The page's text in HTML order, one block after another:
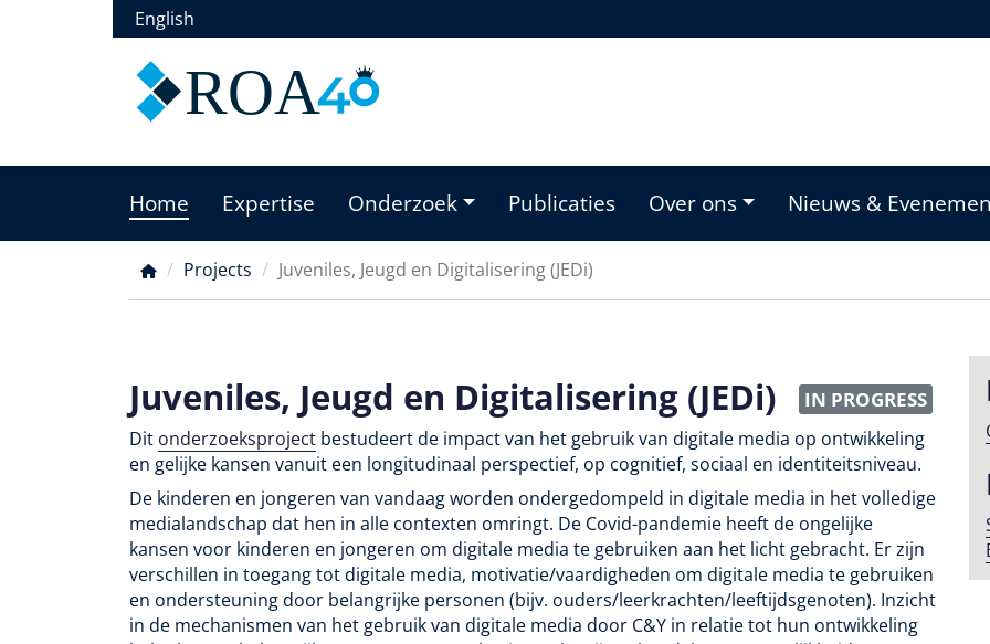
English
ROA
Main
menu
Home Expertise Onderzoek Publicaties Over ons Nieuws &
Kruimelpad
Projects Juveniles, Jeugd en Digitalisering (JEDi)
Juveniles, Jeugd en Digitalisering (JEDi) IN PROGRESS
Dit onderzoeksproject bestudeert de impact van het gebruik van digitale media op ontwikkeling
en gelijke kansen vanuit een longitudinaal perspectief, op cognitief, sociaal en identiteitsniveau.
De kinderen en jongeren van vandaag worden ondergedompeld in digitale media in het volledige
medialandschap dat hen in alle contexten omringt. De Covid-pandemie heeft de ongelijke
kansen voor kinderen en jongeren om digitale media te gebruiken aan het licht gebracht. Er zijn
verschillen in toegang tot digitale media, motivatie/vaardigheden om digitale media te gebruiken
en ondersteuning door belangrijke personen (bijv. ouders/leerkrachten/leeftijdsgenoten). Inzicht
in de mechanismen van het gebruik van digitale media door C&Y in relatie tot hun ontwikkeling